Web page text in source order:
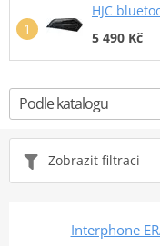
HJC
5 490 Kč
Zobrazit filtraci
Interphone